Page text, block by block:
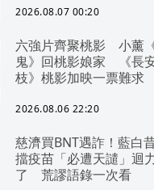
2026.08.07 00:20
六強片齊聚桃影 小薰
鬼》回桃影娘家 《長
枝》桃影加映一票難求
2026.08.06 22:20
慈濟買BNT遇詐！藍白
擋疫苗「必遭天譴」迴
了 荒謬語錄一次看